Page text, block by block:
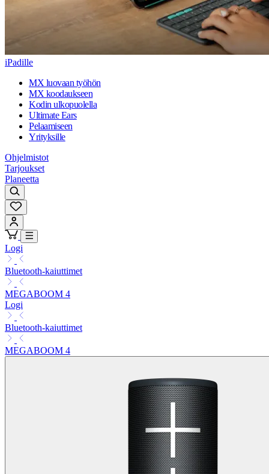
iPadille
MX luovaan työhön
MX koodaukseen
Kodin ulkopuolella
Ultimate Ears
Pelaamiseen
Yrityksille
Ohjelmistot
Tarjoukset
Planeetta
Logi
Bluetooth-kaiuttimet
MEGABOOM 4
Logi
Bluetooth-kaiuttimet
MEGABOOM 4